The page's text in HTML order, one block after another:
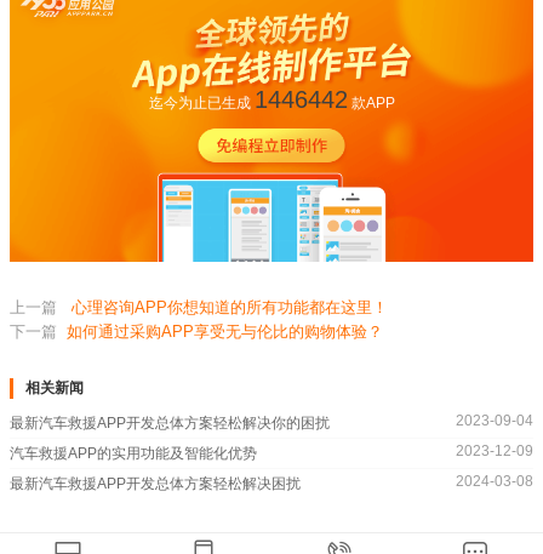
迄今为止已生成 1446442 款APP
上一篇
心理咨询APP你想知道的所有功能都在这里！
下一篇 如何通过采购APP享受无与伦比的购物体验？
相关新闻
最新汽车救援APP开发总体方案轻松解决你的困扰
2023-09-04
汽车救援APP的实用功能及智能化优势
2023-12-09
最新汽车救援APP开发总体方案轻松解决困扰
2024-03-08